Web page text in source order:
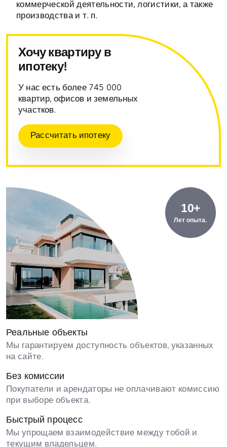
коммерческой деятельности, логистики, а также
производства и т. п.
Хочу квартиру в
ипотеку!
У нас есть более 745 000
квартир, офисов и земельных
участков.
Рассчитать ипотеку
10+
Лет опыта.
Реальные объекты
Мы гарантируем доступность объектов, указанных
на сайте.
Без комиссии
Покупатели и арендаторы не оплачивают комиссию
при выборе объекта.
Быстрый процесс
Мы упрощаем взаимодействие между тобой и
текущим владельцем.